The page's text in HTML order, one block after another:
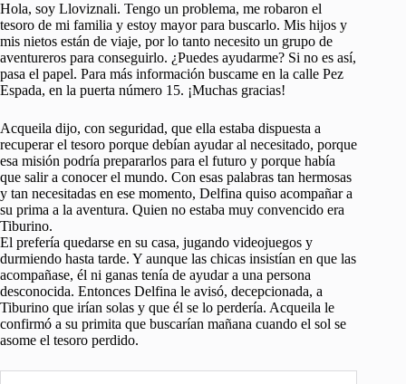
Hola, soy Lloviznali. Tengo un problema, me robaron el
tesoro de mi familia y estoy mayor para buscarlo. Mis hijos y
mis nietos están de viaje, por lo tanto necesito un grupo de
aventureros para conseguirlo. ¿Puedes ayudarme? Si no es así,
pasa el papel. Para más información buscame en la calle Pez
Espada, en la puerta número 15. ¡Muchas gracias!
Acqueila dijo, con seguridad, que ella estaba dispuesta a
recuperar el tesoro porque debían ayudar al necesitado, porque
esa misión podría prepararlos para el futuro y porque había
que salir a conocer el mundo. Con esas palabras tan hermosas
y tan necesitadas en ese momento, Delfina quiso acompañar a
su prima a la aventura. Quien no estaba muy convencido era
Tiburino.
El prefería quedarse en su casa, jugando videojuegos y
durmiendo hasta tarde. Y aunque las chicas insistían en que las
acompañase, él ni ganas tenía de ayudar a una persona
desconocida. Entonces Delfina le avisó, decepcionada, a
Tiburino que irían solas y que él se lo perdería. Acqueila le
confirmó a su primita que buscarían mañana cuando el sol se
asome el tesoro perdido.